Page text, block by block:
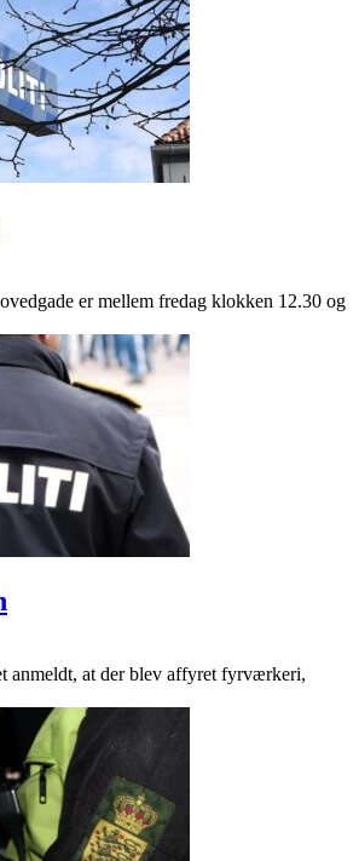
er mellem fredag klokken 12.30 og
anmeldt, at der blev affyret fyrværkeri,